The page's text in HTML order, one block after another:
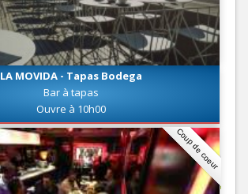
LA MOVIDA - Tapas Bodega
Bar à tapas
Ouvre à 10h00
Coup de coeur